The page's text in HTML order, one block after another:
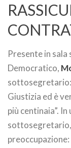
Presente in
Democratico,
sottosegretario:
Giustizia ed è
più centinaia”.
sottosegretario,